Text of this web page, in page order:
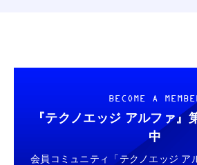
BECOME A
『テクノエッジ アルファ』
中
会員コミュニティ「テクノエッジ ア